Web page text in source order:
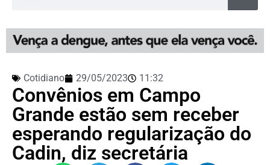
Cotidiano 29/05/2023 11:32
Convênios em Campo
Grande estão sem receber
esperando regularização do
Cadin, diz secretária